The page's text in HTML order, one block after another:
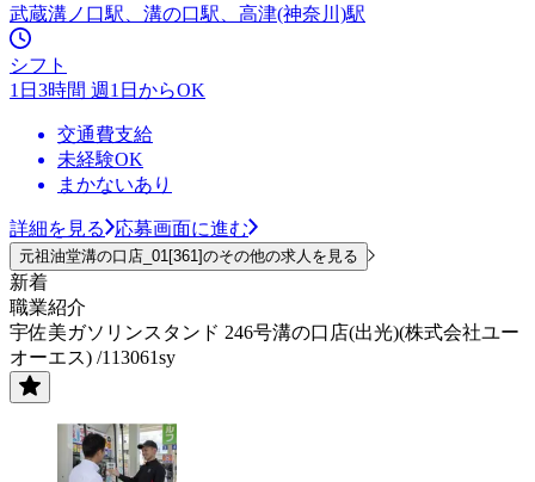
武蔵溝ノ口駅、溝の口駅、高津(神奈川)駅
シフト
1日3時間 週1日からOK
交通費支給
未経験OK
まかないあり
詳細を見る 応募画面に進む
元祖油堂溝の口店_01[361]のその他の求人を見る
新着
職業紹介
宇佐美ガソリンスタンド 246号溝の口店(出光)(株式会社ユー
オーエス) /113061sy